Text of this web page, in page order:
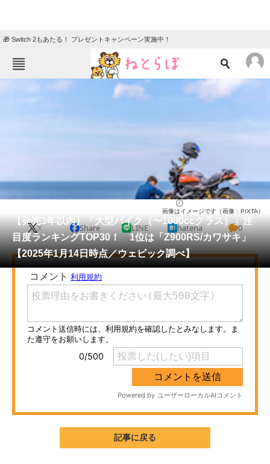
🎁 Switch 2もあたる！ プレゼントキャンペーン実施中！
ねとらぼメニュー
ニュース
教育・育児
リサーチ
会員記事
メディア
注目記事を集めた総合ページ
ITの今と未来を見通す
スマホと通信の最新トレンド
進化するPCとデバイスの未来
AI活用のいまが分かる
【発売3年以内】「大型バイク（〜1000ccクラス）」注
目度ランキングTOP30！ 1位は「Z900RS/カワサキ」
【2025年1月14日時点／ウェビック調べ】
画像はイメージです（画像：PIXTA）
X Share LINE hatena 0
記事に戻る